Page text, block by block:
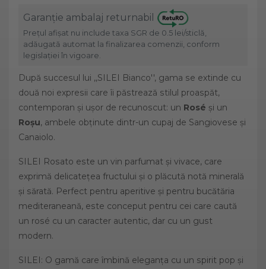
Garanție ambalaj returnabil
Prețul afișat nu include taxa SGR de 0.5 lei/sticlă,
adăugată automat la finalizarea comenzii, conform
legislației în vigoare.
După succesul lui ,,SILEI Bianco'', gama se extinde cu
două noi expresii care îi păstrează stilul proaspăt,
contemporan și ușor de recunoscut: un Rosé și un
Roșu, ambele obținute dintr-un cupaj de Sangiovese și
Canaiolo.
SILEI Rosato este un vin parfumat și vivace, care
exprimă delicatețea fructului și o plăcută notă minerală
și sărată. Perfect pentru aperitive și pentru bucătăria
mediteraneană, este conceput pentru cei care caută
un rosé cu un caracter autentic, dar cu un gust
modern.
SILEI: O gamă care îmbină eleganța cu un spirit pop și